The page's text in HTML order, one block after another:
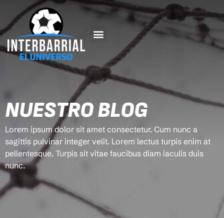
NUESTRO BLOG
Lorem ipsum dolor sit amet consectetur. Cum nunc a
sagittis pulvinar integer velit. Lorem lectus turpis enim at
pellentesque. Turpis sit vitae faucibus diam iaculis duis
nunc.